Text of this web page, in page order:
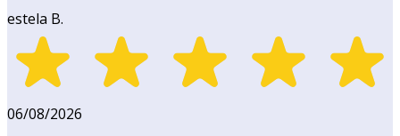
estela B.
06/08/2026